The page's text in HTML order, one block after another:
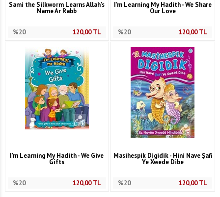
Sami the Silkworm Learns Allah's
Name Ar Rabb
%20 120,00TL
I'm Learning My Hadith - We Share
Our Love
%20 120,00TL
I'm Learning My Hadith - We Give
Gifts
%20 120,00TL
Masihespik Digidik - Hini Nave Şafi
Ye Xwede Dibe
%20 120,00TL